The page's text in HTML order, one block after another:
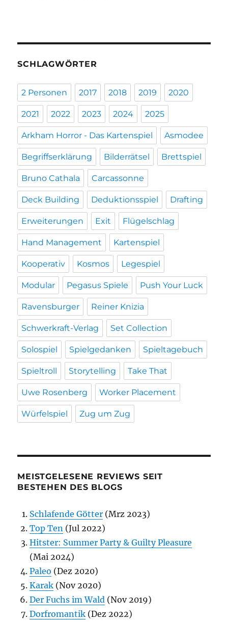
SCHLAGWÖRTER
2 Personen 2017 2018 2019 2020
2021 2022 2023 2024 2025
Arkham Horror - Das Kartenspiel Asmodee
Begriffserklärung Bilderrätsel Brettspiel
Bruno Cathala Carcassonne
Deck Building Deduktionsspiel Drafting
Erweiterungen Exit Flügelschlag
Hand Management Kartenspiel
Kooperativ Kosmos Legespiel
Modular Pegasus Spiele Push Your Luck
Ravensburger Reiner Knizia
Schwerkraft-Verlag Set Collection
Solospiel Spielgedanken Spieltagebuch
Spieltroll Storytelling Take That
Uwe Rosenberg Worker Placement
Würfelspiel Zug um Zug
MEISTGELESENE REVIEWS SEIT
BESTEHEN DES BLOGS
Schlafende Götter (Mrz 2023)
Top Ten (Jul 2022)
Hitster: Summer Party & Guilty Pleasure
(Mai 2024)
Paleo (Dez 2020)
Karak (Nov 2020)
Der Fuchs im Wald (Nov 2019)
Dorfromantik (Dez 2022)